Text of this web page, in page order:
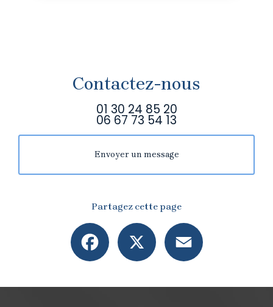
Contactez-nous
01 30 24 85 20
06 67 73 54 13
Envoyer un message
Partagez cette page
Facebook